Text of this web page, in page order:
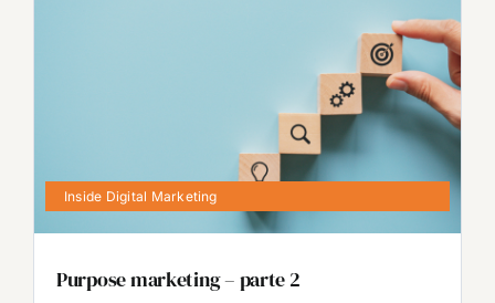
Inside Digital Marketing
Purpose marketing – parte 2